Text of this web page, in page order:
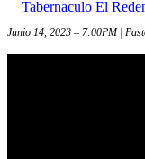
Junio 14, 2023 – 7:00PM |